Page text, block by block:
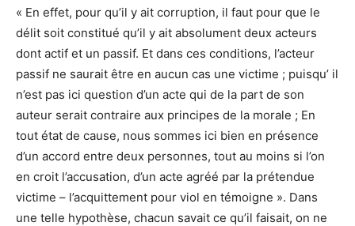
« En effet, pour qu’il y ait corruption, il faut pour que le
délit soit constitué qu’il y ait absolument deux acteurs
dont actif et un passif. Et dans ces conditions, l’acteur
passif ne saurait être en aucun cas une victime ; puisqu’ il
n’est pas ici question d’un acte qui de la part de son
auteur serait contraire aux principes de la morale ; En
tout état de cause, nous sommes ici bien en présence
d’un accord entre deux personnes, tout au moins si l’on
en croit l’accusation, d’un acte agréé par la prétendue
victime – l’acquittement pour viol en témoigne ». Dans
une telle hypothèse, chacun savait ce qu’il faisait, on ne